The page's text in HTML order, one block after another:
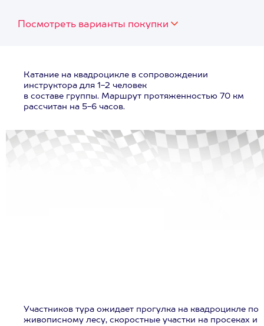
Посмотреть варианты покупки
Катание на квадроцикле в сопровождении
инструктора для 1-2 человек
в составе группы. Маршрут протяженностью 70 км
рассчитан на 5-6 часов.
Участников тура ожидает прогулка на квадроцикле по
живописному лесу, скоростные участки на просеках и